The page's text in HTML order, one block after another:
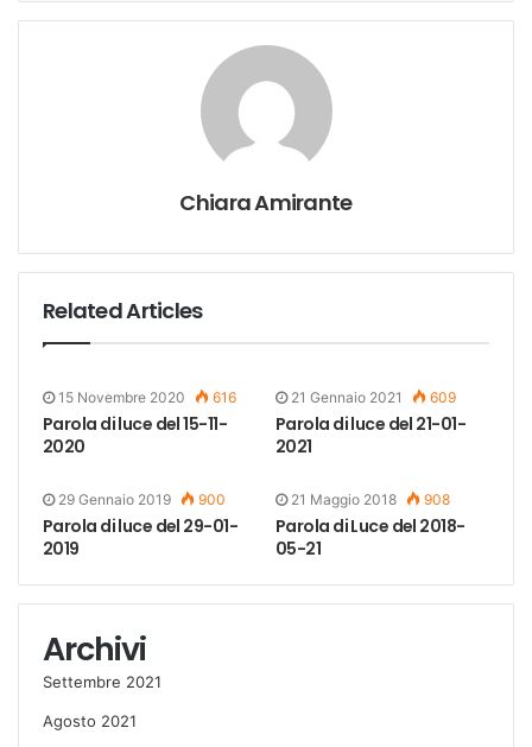
Chiara Amirante
Related Articles
15 Novembre 2020 616
Parola di luce del 15-11-
2020
21 Gennaio 2021 609
Parola di luce del 21-01-
2021
29 Gennaio 2019 900
Parola di luce del 29-01-
2019
21 Maggio 2018 908
Parola di Luce del 2018-
05-21
Archivi
Settembre 2021
Agosto 2021